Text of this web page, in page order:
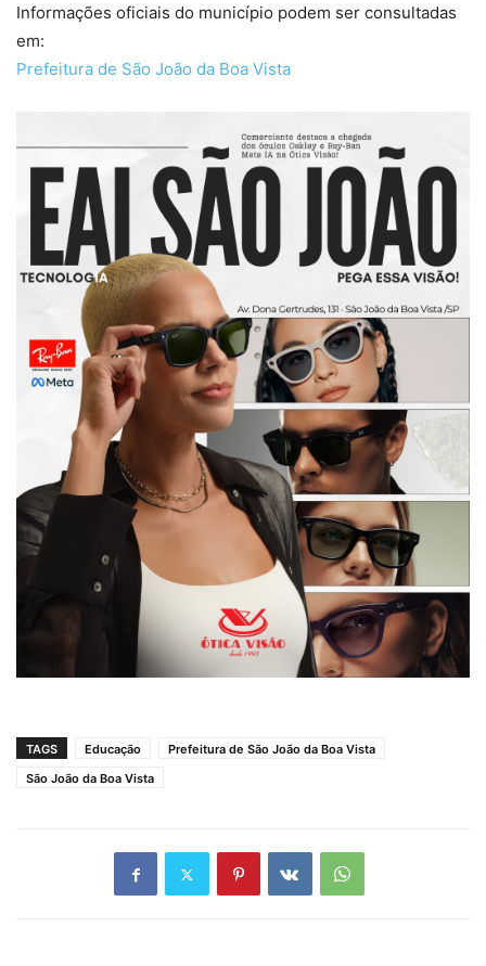
Informações oficiais do município podem ser consultadas
em:
Prefeitura de São João da Boa Vista
TAGS Educação
Prefeitura de São João da Boa Vista
São João da Boa Vista